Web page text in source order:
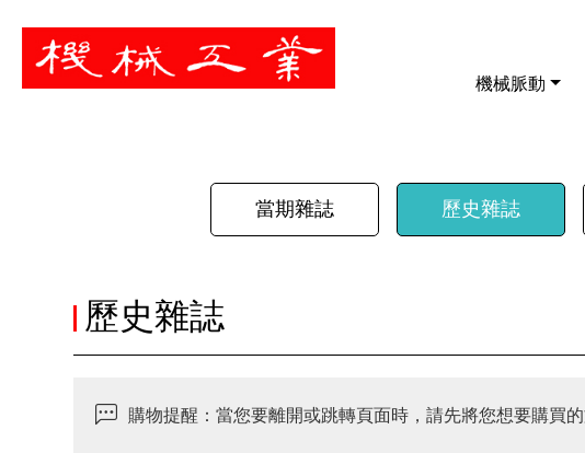
機械脈動
暫停
當期雜誌 歷史雜誌
歷史雜誌
購物提醒：當您要離開或跳轉頁面時，請先將您想要購買